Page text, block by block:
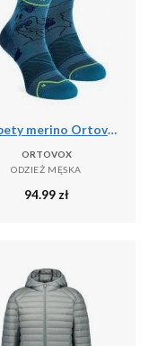
Skarpety merino Ortovox Alpine Light Quarter Socks
ORTOVOX
ODZIEŻ MĘSKA
94.99 zł